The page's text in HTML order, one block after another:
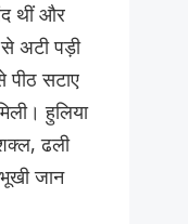
थीं और
अटी पड़ी
सटाए
हुलिया
ढली
जान